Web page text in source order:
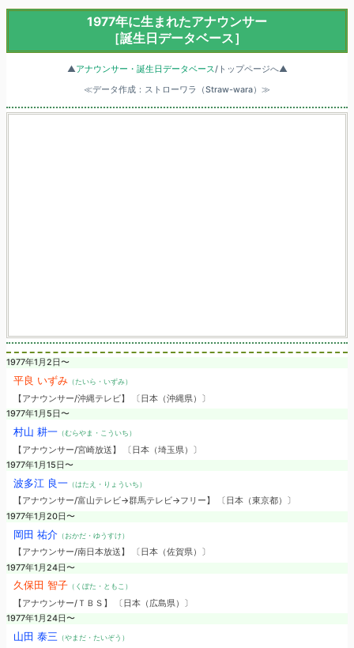
1977年に生まれたアナウンサー
［誕生日データベース］
▲アナウンサー・誕生日データベース/トップページへ▲
≪データ作成：ストローワラ（Straw-wara）≫
1977年1月2日〜
平良 いずみ（たいら・いずみ）
【アナウンサー/沖縄テレビ】 〔日本（沖縄県）〕
1977年1月5日〜
村山 耕一（むらやま・こういち）
【アナウンサー/宮崎放送】 〔日本（埼玉県）〕
1977年1月15日〜
波多江 良一（はたえ・りょういち）
【アナウンサー/富山テレビ→群馬テレビ→フリー】 〔日本（東京都）〕
1977年1月20日〜
岡田 祐介（おかだ・ゆうすけ）
【アナウンサー/南日本放送】 〔日本（佐賀県）〕
1977年1月24日〜
久保田 智子（くぼた・ともこ）
【アナウンサー/ＴＢＳ】 〔日本（広島県）〕
1977年1月24日〜
山田 泰三 （やまだ・たいぞう）